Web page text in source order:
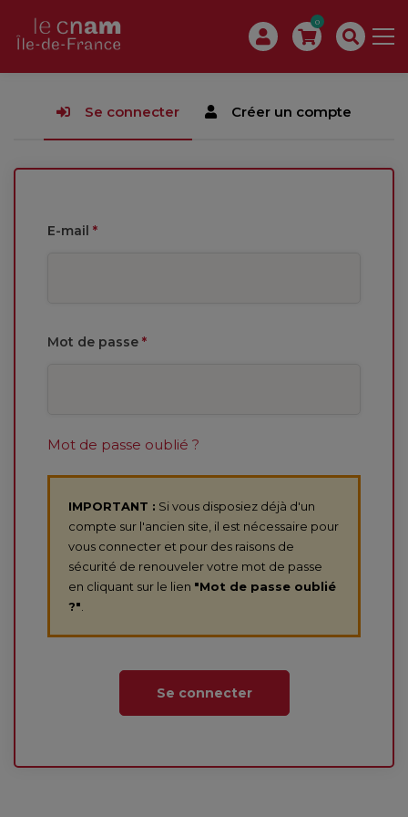
0
Se connecter Créer un compte
E-mail *
Mot de passe *
Mot de passe oublié ?
IMPORTANT : Si vous disposiez déjà d'un
compte sur l'ancien site, il est nécessaire pour
vous connecter et pour des raisons de
sécurité de renouveler votre mot de passe
en cliquant sur le lien "Mot de passe oublié
?"
Se connecter